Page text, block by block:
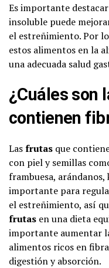
Es importante
insoluble puede
el estreñimiento. Por
estos alimentos en la
una adecuada salud
¿Cuáles son
contienen
Lasfrutas que
con piel y semillas
frambuesa,
importante para
el estreñimiento, así
frutas en una dieta
importante aumentar
alimentos ricos en
digestión y absorción.